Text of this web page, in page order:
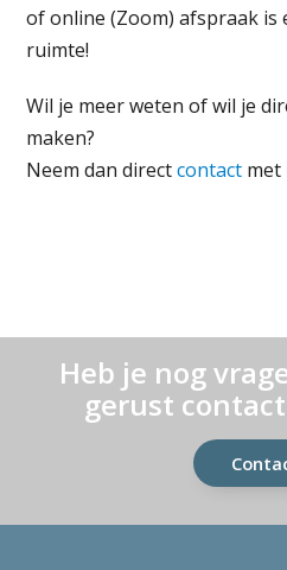
of online (Zoom) afspraak
ruimte!
Wil je meer weten of wil je
maken?
Neem dan directcontact met
Heb je nog
gerust